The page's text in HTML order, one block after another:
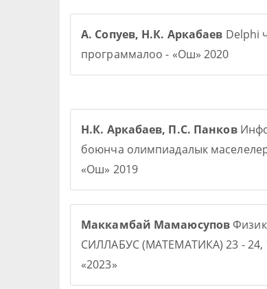
А. Сопуев, Н.К. Аркабаев Delphi
программалоо - «Ош» 2020
Н.К. Аркабаев, П.С. Панков
боюнча олимпиадалык
«Ош» 2019
Маккамбай Мамаюсупов
СИЛЛАБУС (МАТЕМАТИКА) 23 - 24,
«2023»